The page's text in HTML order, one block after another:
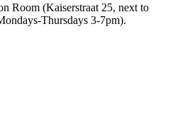
Room (Kaiserstraat 25, next to
Thursdays 3-7pm).